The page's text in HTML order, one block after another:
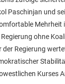
Paschinjan und
Mehrheit
ohne
Regierung
Kurses